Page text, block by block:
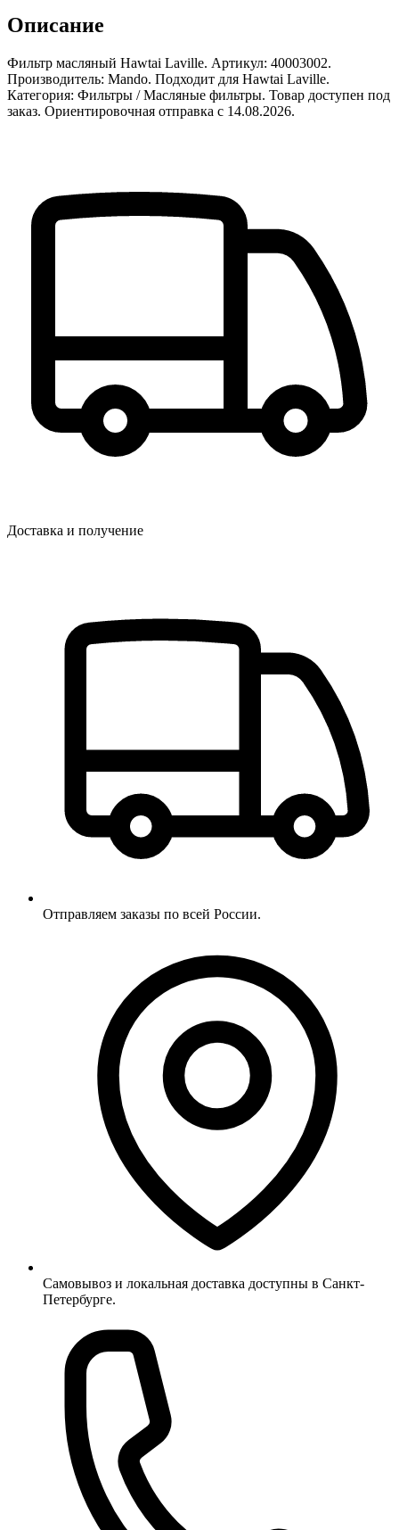
Описание
Фильтр масляный Hawtai Laville. Артикул: 40003002.
Производитель: Mando. Подходит для Hawtai Laville.
Категория: Фильтры / Масляные фильтры. Товар доступен под
заказ. Ориентировочная отправка с 14.08.2026.
Доставка и получение
Отправляем заказы по всей России.
Самовывоз и локальная доставка доступны в Санкт-
Петербурге.